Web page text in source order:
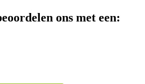
ons met een: